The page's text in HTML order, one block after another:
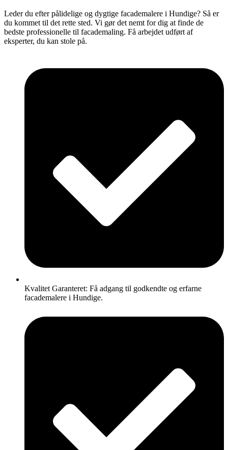
Leder du efter pålidelige og dygtige facademalere i Hundige? Så er
du kommet til det rette sted. Vi gør det nemt for dig at finde de
bedste professionelle til facademaling. Få arbejdet udført af
eksperter, du kan stole på.
Kvalitet Garanteret: Få adgang til godkendte og erfarne
facademalere i Hundige.